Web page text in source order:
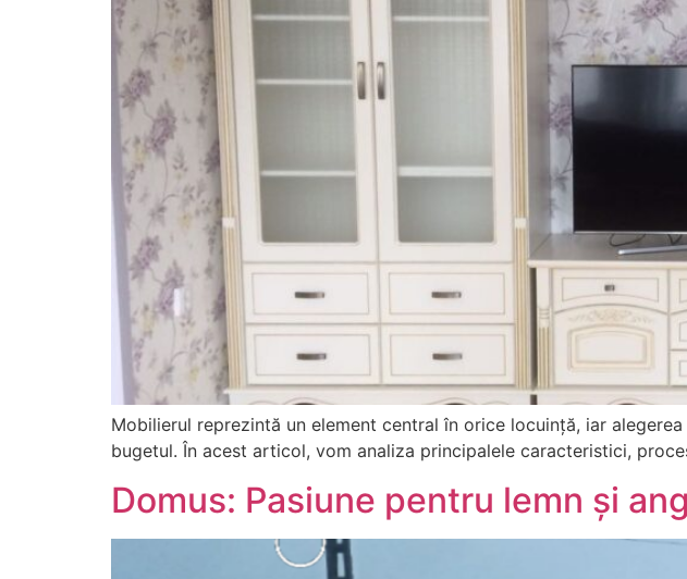
Mobilierul reprezintă un element central în orice locuință, iar
bugetul. În acest articol, vom analiza principalele caracteristici,
Domus: Pasiune pentru lemn și